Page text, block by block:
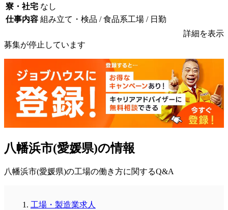
寮・社宅 なし
仕事内容 組み立て・検品 / 食品系工場 / 日勤
詳細を表示
募集が停止しています
八幡浜市(愛媛県)の情報
八幡浜市(愛媛県)の工場の働き方に関するQ&A
工場・製造業求人